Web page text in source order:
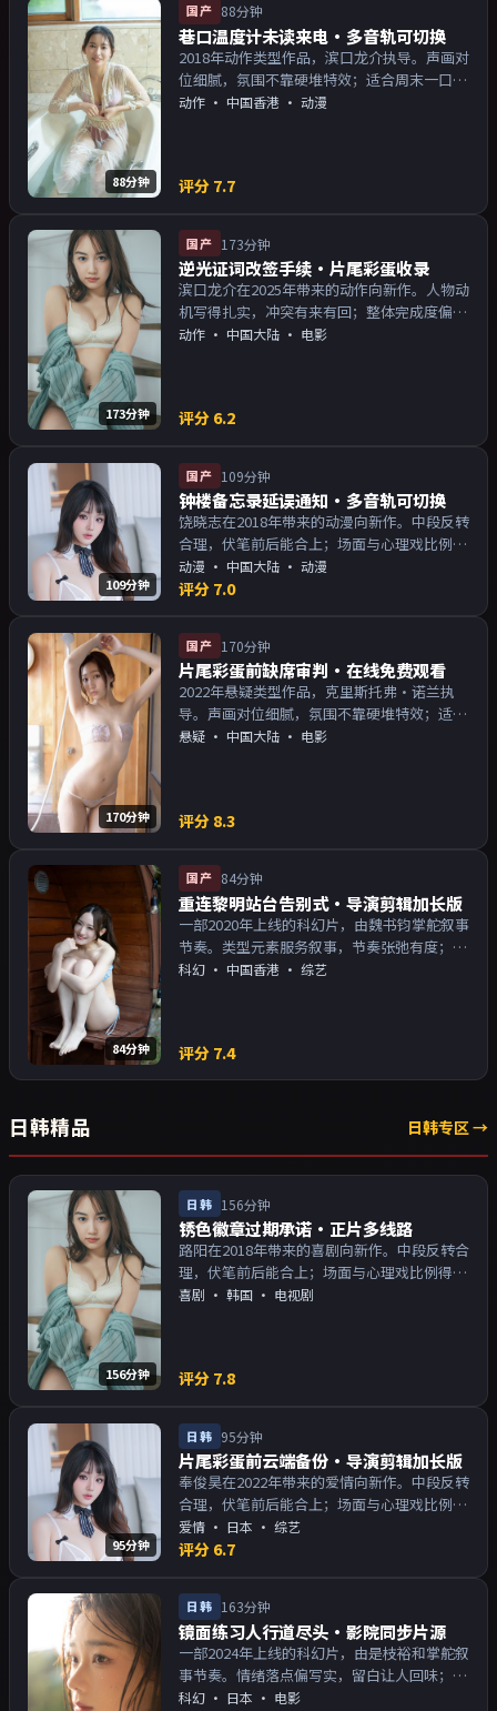
88分钟
国产 88分钟
巷口温度计未读来电·多音轨可切换
2018年动作类型作品，滨口龙介执导。声画对
位细腻，氛围不靠硬堆特效；适合周末一口气
追完。主演以演技派为主，适合喜欢强叙事与
动作 · 中国香港 · 动漫
评分 7.7
173分钟
国产 173分钟
逆光证词改签手续·片尾彩蛋收录
滨口龙介在2025年带来的动作向新作。人物动
机写得扎实，冲突有来有回；整体完成度偏院
线质感。主演以演技派为主，适合喜欢强叙事
动作 · 中国大陆 · 电影
评分 6.2
109分钟
国产 109分钟
钟楼备忘录延误通知·多音轨可切换
饶晓志在2018年带来的动漫向新作。中段反转
合理，伏笔前后能合上；场面与心理戏比例得
当。主演以演技派为主，适合喜欢强叙事与人
物关系的观众加入片单。
动漫 · 中国大陆 · 动漫
评分 7.0
170分钟
国产 170分钟
片尾彩蛋前缺席审判·在线免费观看
2022年悬疑类型作品，克里斯托弗·诺兰执
导。声画对位细腻，氛围不靠硬堆特效；适合
周末一口气追完。主演以演技派为主，适合喜
悬疑 · 中国大陆 · 电影
评分 8.3
84分钟
国产 84分钟
重连黎明站台告别式·导演剪辑加长版
一部2020年上线的科幻片，由魏书钧掌舵叙事
节奏。类型元素服务叙事，节奏张弛有度；对
白密度高，留意潜台词。主演以演技派为主，
科幻 · 中国香港 · 综艺
评分 7.4
日韩精品 日韩专区 →
156分钟
日韩 156分钟
锈色徽章过期承诺·正片多线路
路阳在2018年带来的喜剧向新作。中段反转合
理，伏笔前后能合上；场面与心理戏比例得
当。主演以演技派为主，适合喜欢强叙事与人
喜剧 · 韩国 · 电视剧
评分 7.8
95分钟
日韩 95分钟
片尾彩蛋前云端备份·导演剪辑加长版
奉俊昊在2022年带来的爱情向新作。中段反转
合理，伏笔前后能合上；场面与心理戏比例得
当。主演以演技派为主，适合喜欢强叙事与人
物关系的观众加入片单。
爱情 · 日本 · 综艺
评分 6.7
日韩 163分钟
镜面练习人行道尽头·影院同步片源
一部2024年上线的科幻片，由是枝裕和掌舵叙
事节奏。情绪落点偏写实，留白让人回味；片
尾余韵足，讨论空间大。主演以演技派为主，
科幻 · 日本 · 电影